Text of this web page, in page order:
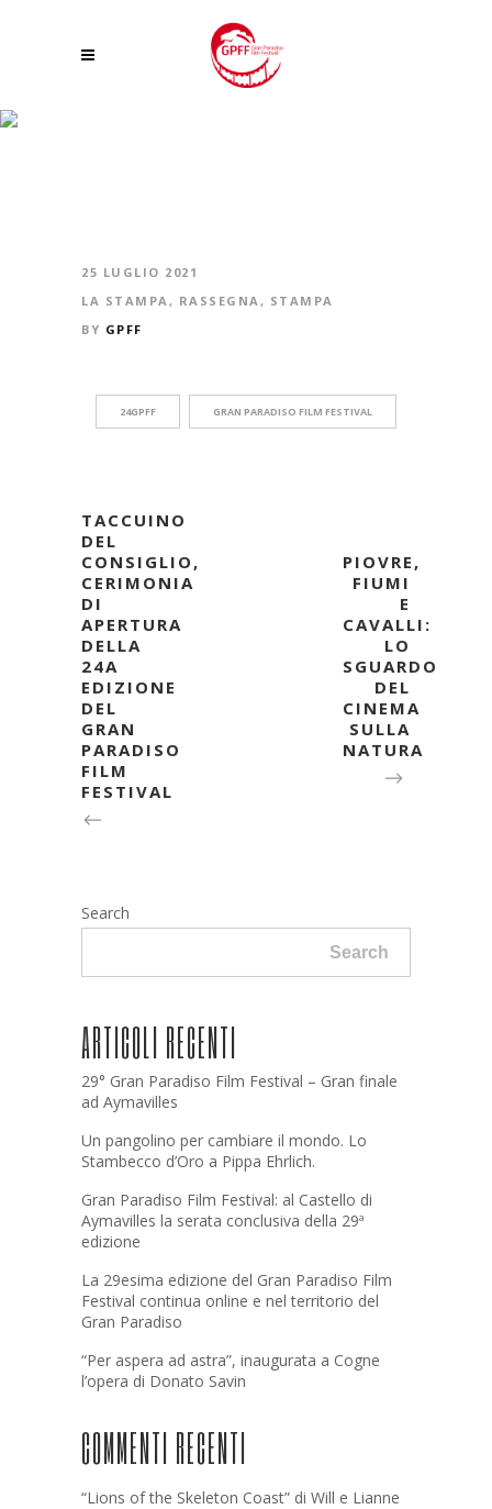
25 LUGLIO 2021
LA STAMPA, RASSEGNA, STAMPA
BY GPFF
24GPFF GRAN PARADISO FILM FESTIVAL
TACCUINO
DEL
CONSIGLIO,
CERIMONIA
DI
APERTURA
DELLA
24A
EDIZIONE
DEL
GRAN
PARADISO
FILM
FESTIVAL
PIOVRE,
FIUMI
E
CAVALLI:
LO
SGUARDO
DEL
CINEMA
SULLA
NATURA
Search
Search
ARTICOLI RECENTI
29° Gran Paradiso Film Festival – Gran finale
ad Aymavilles
Un pangolino per cambiare il mondo. Lo
Stambecco d’Oro a Pippa Ehrlich.
Gran Paradiso Film Festival: al Castello di
Aymavilles la serata conclusiva della 29ª
edizione
La 29esima edizione del Gran Paradiso Film
Festival continua online e nel territorio del
Gran Paradiso
“Per aspera ad astra”, inaugurata a Cogne
l’opera di Donato Savin
COMMENTI RECENTI
“Lions of the Skeleton Coast” di Will e Lianne